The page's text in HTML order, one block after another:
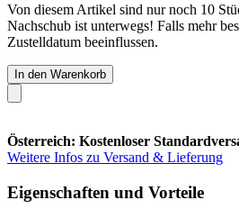
Von diesem Artikel sind nur noch 10
Nachschub ist unterwegs! Falls mehr
Zustelldatum beeinflussen.
In den Warenkorb
Österreich: Kostenloser
Weitere Infos zu Versand & Lieferung
Eigenschaften und Vorteile